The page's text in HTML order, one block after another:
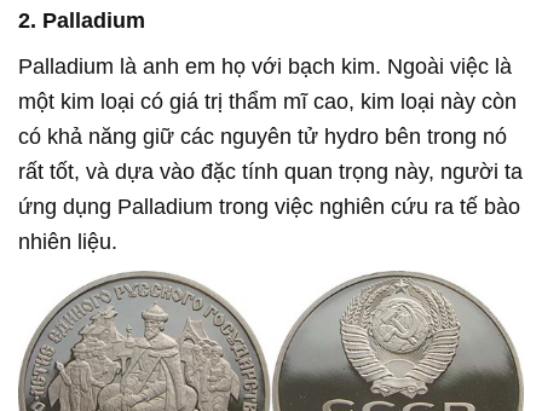
2. Palladium
Palladium là anh em họ với bạch kim. Ngoài việc là
một kim loại có giá trị thẩm mĩ cao, kim loại này còn
có khả năng giữ các nguyên tử hydro bên trong nó
rất tốt, và dựa vào đặc tính quan trọng này, người ta
ứng dụng Palladium trong việc nghiên cứu ra tế bào
nhiên liệu.